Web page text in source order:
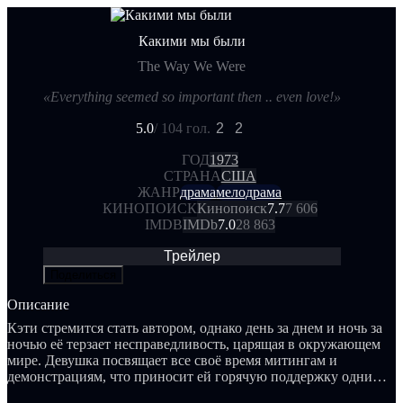
Какими мы были
The Way We Were
«Everything seemed so important then .. even love!»
5.0/ 104 гол. 2 2
ГОД1973
СТРАНАСША
ЖАНРдрамамелодрама
КИНОПОИСККинопоиск7.77 606
IMDBIMDb7.028 863
Трейлер
Описание
Кэти стремится стать автором, однако день за днем и ночь за
ночью её терзает несправедливость, царящая в окружающем
мире. Девушка посвящает все своё время митингам и
демонстрациям, что приносит ей горячую поддержку одних